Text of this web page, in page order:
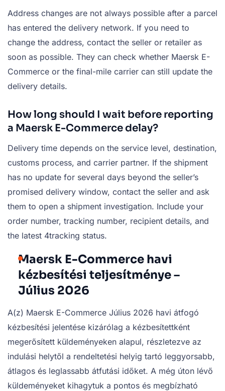
Address changes are not always possible after a parcel
has entered the delivery network. If you need to
change the address, contact the seller or retailer as
soon as possible. They can check whether Maersk E-
Commerce or the final-mile carrier can still update the
delivery details.
How long should I wait before reporting
a Maersk E-Commerce delay?
Delivery time depends on the service level, destination,
customs process, and carrier partner. If the shipment
has no update for several days beyond the seller’s
promised delivery window, contact the seller and ask
them to open a shipment investigation. Include your
order number, tracking number, recipient details, and
the latest 4tracking status.
Maersk E-Commerce havi
kézbesítési teljesítménye –
Július 2026
A(z) Maersk E-Commerce Július 2026 havi átfogó
kézbesítési jelentése kizárólag a kézbesítettként
megerősített küldeményeken alapul, részletezve az
indulási helytől a rendeltetési helyig tartó leggyorsabb,
átlagos és leglassabb átfutási időket. A még úton lévő
küldeményeket kihagytuk a pontos és megbízható